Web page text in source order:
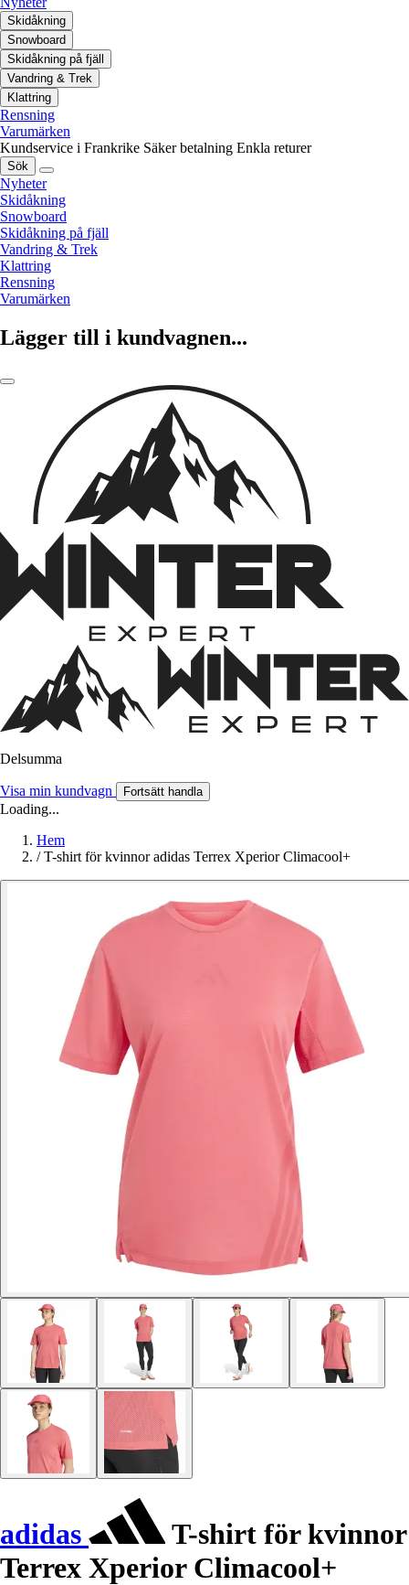
Skidåkning
Snowboard
Skidåkning på fjäll
Vandring & Trek
Klattring
Rensning
Varumärken
Kundservice i Frankrike Säker betalning Enkla returer
Sök
Nyheter
Skidåkning
Snowboard
Skidåkning på fjäll
Vandring & Trek
Klattring
Rensning
Varumärken
Lägger till i kundvagnen...
Delsumma
Visa min kundvagn Fortsätt handla
Loading...
Hem
/ T-shirt för kvinnor adidas Terrex Xperior Climacool+
adidas
T-shirt för kvinnor
Terrex Xperior Climacool+